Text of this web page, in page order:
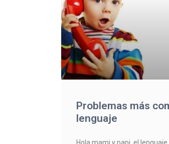
Problemas más
lenguaje